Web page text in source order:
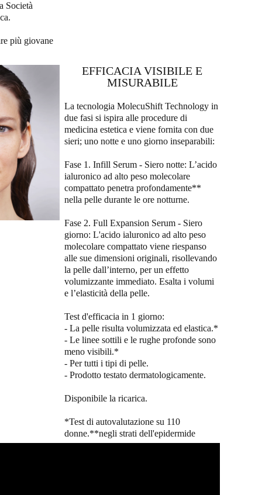
Società
più giovane
EFFICACIA VISIBILE E
MISURABILE
La tecnologia MolecuShift Technology in
due fasi si ispira alle procedure di
medicina estetica e viene fornita con due
sieri; uno notte e uno giorno inseparabili:
Fase 1. Infill Serum - Siero notte: L’acido
ialuronico ad alto peso molecolare
compattato penetra profondamente**
nella pelle durante le ore notturne.
Fase 2. Full Expansion Serum - Siero
giorno: L'acido ialuronico ad alto peso
molecolare compattato viene riespanso
alle sue dimensioni originali, risollevando
la pelle dall’interno, per un effetto
volumizzante immediato. Esalta i volumi
e l’elasticità della pelle.
Test d'efficacia in 1 giorno:
- La pelle risulta volumizzata ed elastica.*
- Le linee sottili e le rughe profonde sono
meno visibili.*
- Per tutti i tipi di pelle.
- Prodotto testato dermatologicamente.
Disponibile la ricarica.
*Test di autovalutazione su 110
donne.**negli strati dell'epidermide